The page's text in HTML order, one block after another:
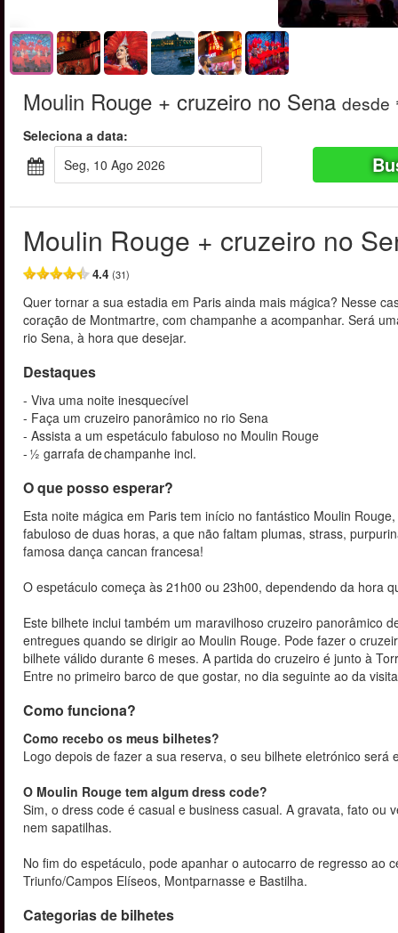
Moulin Rouge + cruzeiro no Sena desde
Seleciona a data:
Seg, 10 Ago 2026
Moulin Rouge + cruzeiro no
4.4 (31)
Quer tornar a sua estadia em Paris ainda mais mágica? Nesse
coração de Montmartre, com champanhe a acompanhar. Será
rio Sena, à hora que desejar.
Destaques
- Viva uma noite inesquecível
- Faça um cruzeiro panorâmico no rio Sena
- Assista a um espetáculo fabuloso no Moulin Rouge
- ½ garrafa de champanhe incl.
O que posso esperar?
Esta noite mágica em Paris tem início no fantástico Moulin
fabuloso de duas horas, a que não faltam plumas, strass,
famosa dança cancan francesa!
O espetáculo começa às 21h00 ou 23h00, dependendo da hora
Este bilhete inclui também um maravilhoso cruzeiro panorâmico
entregues quando se dirigir ao Moulin Rouge. Pode fazer o
bilhete válido durante 6 meses. A partida do cruzeiro é junto à
Entre no primeiro barco de que gostar, no dia seguinte ao da
Como funciona?
Como recebo os meus bilhetes?
Logo depois de fazer a sua reserva, o seu bilhete eletrónico
O Moulin Rouge tem algum dress code?
Sim, o dress code é casual e business casual. A gravata, fato
nem sapatilhas.
No fim do espetáculo, pode apanhar o autocarro de regresso ao
Triunfo/Campos Elíseos, Montparnasse e Bastilha.
Categorias de bilhetes